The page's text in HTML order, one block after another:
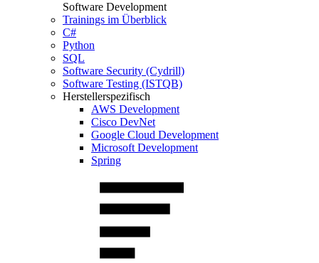
Software Development
Trainings im Überblick
C#
Python
SQL
Software Security (Cydrill)
Software Testing (ISTQB)
Herstellerspezifisch
AWS Development
Cisco DevNet
Google Cloud Development
Microsoft Development
Spring